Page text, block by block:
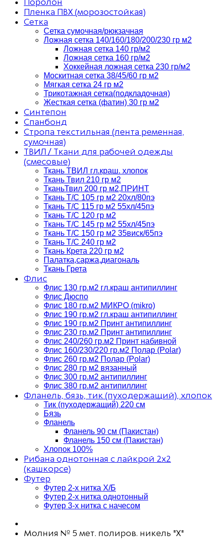
Пленка ПВХ (морозостойкая)
Сетка
Сетка сумочная/рюкзачная
Ложная сетка 140/160/180/200/230 гр м2
Ложная сетка 140 гр/м2
Ложная сетка 160 гр/м2
Хоккейная ложная сетка 230 гр/м2
Москитная сетка 38/45/60 гр м2
Мягкая сетка 24 гр м2
Трикотажная сетка(подкладочная)
Жесткая сетка (фатин) 30 гр м2
Синтепон
Спанбонд
Стропа текстильная (лента ременная,
сумочная)
ТВИЛ / Ткани для рабочей одежды
(смесовые)
Ткань ТВИЛ гл.краш. хлопок
Ткань Твил 210 гр м2
ТканьТвил 200 гр м2,ПРИНТ
Ткань Т/C 105 гр м2 20хл/80пэ
Ткань Т/C 115 гр м2 55хл/45пэ
Ткань Т/C 120 гр м2
Ткань Т/C 145 гр м2 55хл/45пэ
Ткань Т/C 150 гр м2 35виск/65пэ
Ткань Т/C 240 гр м2
Ткань Крета 220 гр м2
Палатка,саржа,диагональ
Ткань Грета
Флис
Флис 130 гр.м2 гл.краш антипиллинг
Флис Дюспо
Флис 180 гр.м2 МИКРО (mikro)
Флис 190 гр.м2 гл.краш антипиллинг
Флис 190 гр.м2 Принт антипиллинг
Флис 230 гр.м2 Принт антипиллинг
Флис 240/260 гр.м2 Принт набивной
Флис 160/230/220 гр.м2 Полар (Polar)
Флис 260 гр.м2 Полар (Polar)
Флис 280 гр м2 вязанный
Флис 300 гр.м2 антипиллинг
Флис 380 гр.м2 антипиллинг
Фланель, бязь, тик (пуходержащий), хлопок
Тик (пуходержащий) 220 см
Бязь
Фланель
Фланель 90 см (Пакистан)
Фланель 150 см (Пакистан)
Хлопок 100%
Рибана однотонная с лайкрой 2х2
(кашкорсе)
Футер
Футер 2-х нитка Х/Б
Футер 2-х нитка однотонный
Футер 3-х нитка с начесом
Молния № 5 мет. полиров. никель "Х"